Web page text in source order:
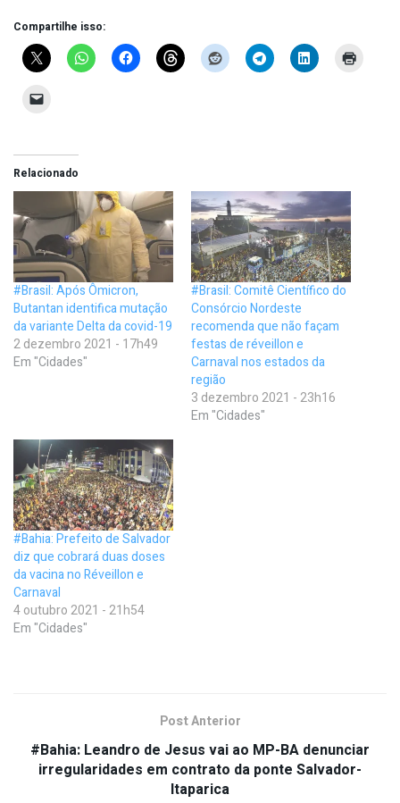
Compartilhe isso:
Relacionado
#Brasil: Após Ômicron,
Butantan identifica mutação
da variante Delta da covid-19
2 dezembro 2021 - 17h49
Em "Cidades"
#Brasil: Comitê Científico do
Consórcio Nordeste
recomenda que não façam
festas de réveillon e
Carnaval nos estados da
região
3 dezembro 2021 - 23h16
Em "Cidades"
#Bahia: Prefeito de Salvador
diz que cobrará duas doses
da vacina no Réveillon e
Carnaval
4 outubro 2021 - 21h54
Em "Cidades"
Post Anterior
#Bahia: Leandro de Jesus vai ao MP-BA denunciar
irregularidades em contrato da ponte Salvador-
Itaparica